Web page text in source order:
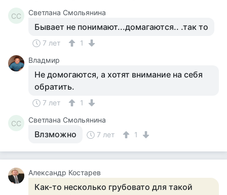
СС Светлана Смольянина
Бывает не понимают...домагаются.. .так то
7 лет
1
Владмир
Не домогаются, а хотят внимание на себя
обратить.
7 лет 1
СС Светлана Смольянина
Влзможно 7 лет 1
Александр Костарев
Как-то несколько грубовато для такой